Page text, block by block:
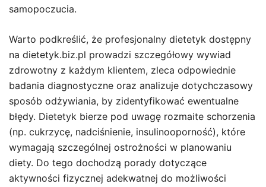
samopoczucia.
Warto podkreślić, że profesjonalny dietetyk dostępny
na dietetyk.biz.pl prowadzi szczegółowy wywiad
zdrowotny z każdym klientem, zleca odpowiednie
badania diagnostyczne oraz analizuje dotychczasowy
sposób odżywiania, by zidentyfikować ewentualne
błędy. Dietetyk bierze pod uwagę rozmaite schorzenia
(np. cukrzycę, nadciśnienie, insulinooporność), które
wymagają szczególnej ostrożności w planowaniu
diety. Do tego dochodzą porady dotyczące
aktywności fizycznej adekwatnej do możliwości